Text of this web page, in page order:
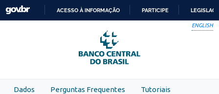
Skip to main content
PARA
O
CONTEÚDO
ACESSO À INFORMAÇÃO PARTICIPE
ENGLISH
Dados Perguntas Frequentes Tutoriais